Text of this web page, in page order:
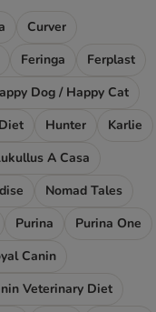
Curver
Feringa
Ferplast
Dog / Happy Cat
Hunter
Karlie
A Casa
Nomad Tales
Purina
Purina One
Canin
Veterinary Diet